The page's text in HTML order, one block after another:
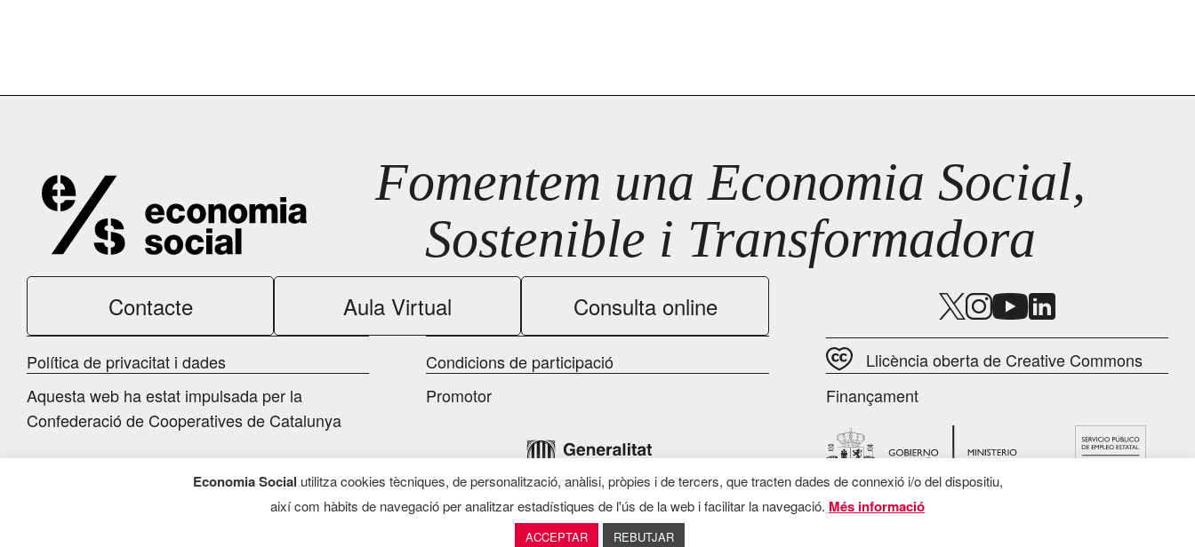
Fomentem una Economia Social,
Sostenible i Transformadora
Contacte Aula Virtual Consulta online
Política de privacitat i dades Condicions de participació
Llicència oberta de Creative Commons
Aquesta web ha estat impulsada per la
Confederació de Cooperatives de Catalunya
Promotor Finançament
Programa d’Economia Social, 2026
Economia Social utilitza cookies tècniques, de personalització, anàlisi, pròpies i de tercers, que tracten dades de connexió i/o del dispositiu,
així com hàbits de navegació per analitzar estadístiques de l'ús de la web i facilitar la navegació. Més informació
ACCEPTAR REBUTJAR